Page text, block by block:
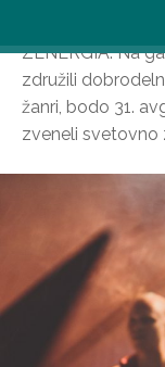
ZENERGIA. Na
združili
žanri, bodo 31.
zveneli svetovno